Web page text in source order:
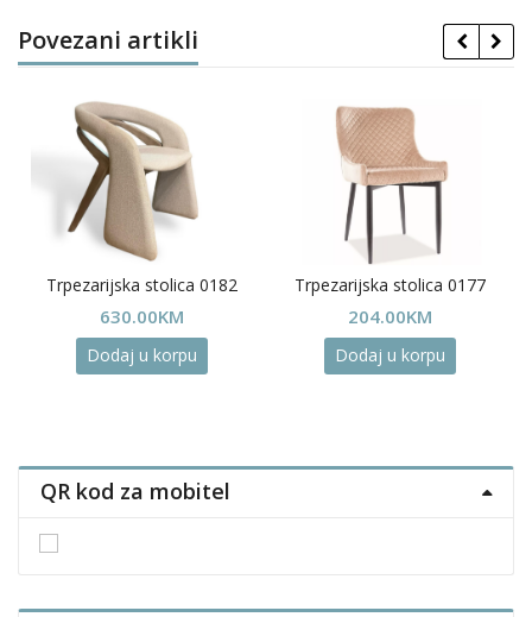
Povezani artikli
Trpezarijska stolica 0182
630.00KM
Dodaj u korpu
Trpezarijska stolica 0177
204.00KM
Dodaj u korpu
QR kod za mobitel